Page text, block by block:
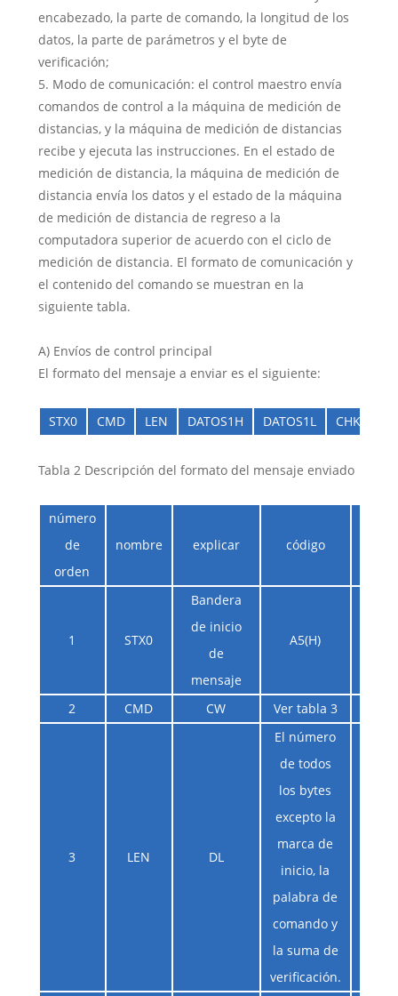
encabezado, la parte de comando, la longitud de los
datos, la parte de parámetros y el byte de
verificación;
5. Modo de comunicación: el control maestro envía
comandos de control a la máquina de medición de
distancias, y la máquina de medición de distancias
recibe y ejecuta las instrucciones. En el estado de
medición de distancia, la máquina de medición de
distancia envía los datos y el estado de la máquina
de medición de distancia de regreso a la
computadora superior de acuerdo con el ciclo de
medición de distancia. El formato de comunicación y
el contenido del comando se muestran en la
siguiente tabla.
A) Envíos de control principal
El formato del mensaje a enviar es el siguiente:
STX0 CMD LEN DATOS1H DATOS1L CHK
Tabla 2 Descripción del formato del mensaje enviado
número
de
orden
nombre explicar código
1 STX0
Bandera
de inicio
de
mensaje
A5(H)
2 CMD CW Ver tabla 3
3 LEN DL
El número
de todos
los bytes
excepto la
marca de
inicio, la
palabra de
comando y
la suma de
verificación.